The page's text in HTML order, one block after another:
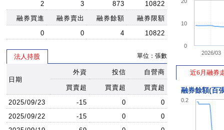
2
3 873
10822
融券買進
融券賣出 融券餘額
融券限額
0
0 4 10822
法人持股 單位：張數
日期
外資 投信 自營商
買賣超 買賣超
買賣超
2025/09/23
-15 0
0
2025/09/22
-15 0
0
2026/03
0
10
近6月融券
融券餘額(百
0.2